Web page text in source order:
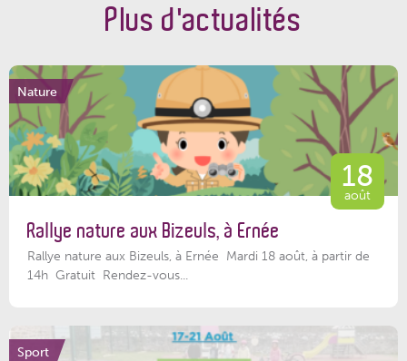
Plus d'actualités
Nature
18
août
Rallye nature aux Bizeuls, à Ernée
Rallye nature aux Bizeuls, à Ernée Mardi 18 août, à partir de
14h Gratuit Rendez-vous...
Sport